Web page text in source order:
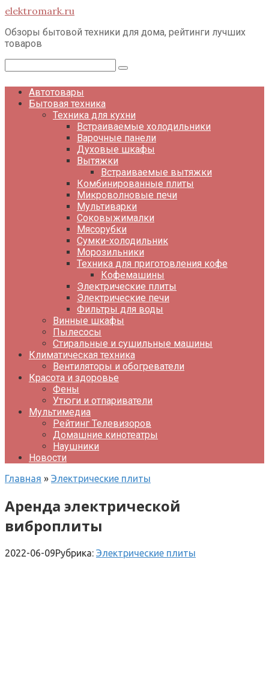
Перейти
контенту
elektromark.ru
Обзоры бытовой техники для дома, рейтинги лучших
товаров
Автотовары
Бытовая техника
Техника для кухни
Встраиваемые холодильники
Варочные панели
Духовые шкафы
Вытяжки
Встраиваемые вытяжки
Комбинированные плиты
Микроволновые печи
Мультиварки
Соковыжималки
Мясорубки
Сумки-холодильник
Морозильники
Техника для приготовления кофе
Кофемашины
Электрические плиты
Электрические печи
Фильтры для воды
Винные шкафы
Пылесосы
Стиральные и сушильные машины
Климатическая техника
Вентиляторы и обогреватели
Красота и здоровье
Фены
Утюги и отпариватели
Мультимедиа
Рейтинг Телевизоров
Домашние кинотеатры
Наушники
Новости
Главная » Электрические плиты
Аренда электрической
виброплиты
2022-06-09Рубрика: Электрические плиты